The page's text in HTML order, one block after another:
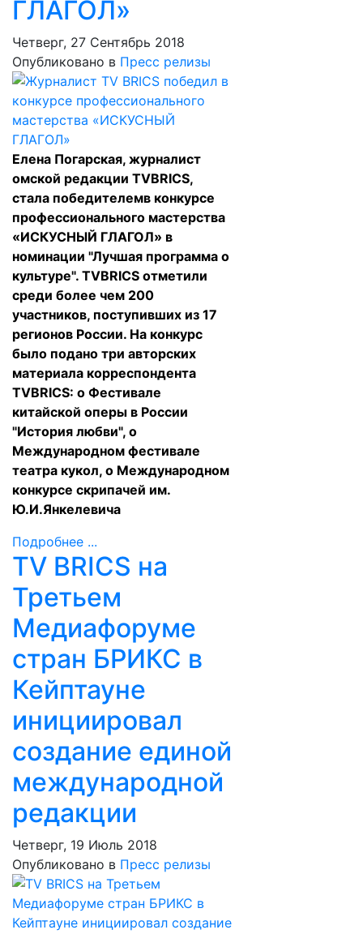
ГЛАГОЛ»
Четверг, 27 Сентябрь 2018
Опубликовано в Пресс релизы
Елена Погарская, журналист
омской редакции TVBRICS,
стала победителемв конкурсе
профессионального мастерства
«ИСКУСНЫЙ ГЛАГОЛ» в
номинации "Лучшая программа о
культуре". TVBRICS отметили
среди более чем 200
участников, поступивших из 17
регионов России. На конкурс
было подано три авторских
материала корреспондента
TVBRICS: о Фестивале
китайской оперы в России
"История любви", о
Международном фестивале
театра кукол, о Международном
конкурсе скрипачей им.
Ю.И.Янкелевича
Подробнее ...
TV BRICS на
Третьем
Медиафоруме
стран БРИКС в
Кейптауне
инициировал
создание единой
международной
редакции
Четверг, 19 Июль 2018
Опубликовано в Пресс релизы